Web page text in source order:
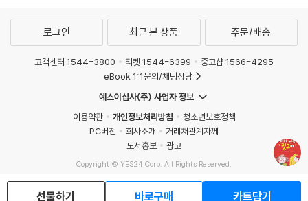
선물하기 바로구매 카트담기
로그인 최근 본 상품 주문/배송
고객센터 1544-3800 티켓 1544-6399
중고샵 1566-4295
eBook 1:1문의/채팅상담
예스이십사(주) 사업자 정보
이용약관
개인정보처리방침
청소년보호정책
PC버전
회사소개
거래처관계자께
도서홍보
광고
Copyright © YES24 Corp. All Rights Reserved.